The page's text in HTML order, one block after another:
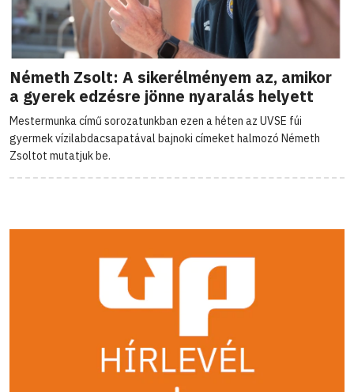
Németh Zsolt: A sikerélményem az, amikor
a gyerek edzésre jönne nyaralás helyett
Mestermunka című sorozatunkban ezen a héten az UVSE fúi
gyermek vízilabdacsapatával bajnoki címeket halmozó Németh
Zsoltot mutatjuk be.